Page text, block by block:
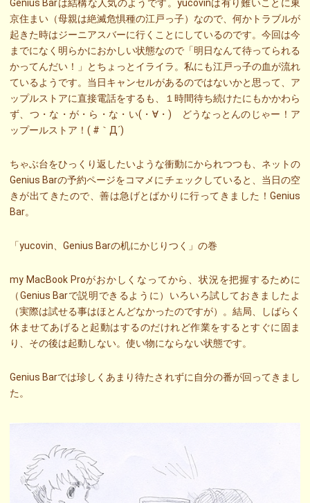
Genius Barは結構な人気のようです。yucovinは有り難いことに東
京住まい（母親は絶滅危惧種の江戸っ子）なので、何かトラブルが
起きた時はジーニアスバーに行くことにしているのです。今回は今
までになく明らかにおかしい状態なので「明日なんて待ってられる
かってんだい！」とちょっとイライラ。私にも江戸っ子の血が流れ
ているようです。当日キャンセルがあるのではないかと思って、ア
ップルストアに直接電話をするも、１時間待ち続けたにもかかわら
ず、つ・な・が・ら・な・い(・∀・) どうなっとんのじゃー！ア
ップールストア！( #｀Д´)
ちゃぶ台をひっくり返したいような衝動にかられつつも、ネットの
Genius Barの予約ページをコマメにチェックしていると、当日の空
きが出てきたので、善は急げとばかりに行ってきました！Genius
Bar。
「yucovin、Genius Barの机にかじりつく」の巻
my MacBook Proがおかしくなってから、状況を把握するために
（Genius Barで説明できるように）いろいろ試しておきましたよ
（実際は試せる事はほとんどなかったのですが）。結局、しばらく
休ませてあげると起動はするのだけれど作業をするとすぐに固ま
り、その後は起動しない。使い物にならない状態です。
Genius Barでは珍しくあまり待たされずに自分の番が回ってきまし
た。